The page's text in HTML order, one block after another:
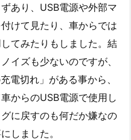
あり、USB電源や外部マ
けて見たり、車からでは
てみたりもしました。結
イズも少ないのですが、
電切れ」がある事から、
からのUSB電源で使用し
に戻すのも何だか嫌なの
しました。